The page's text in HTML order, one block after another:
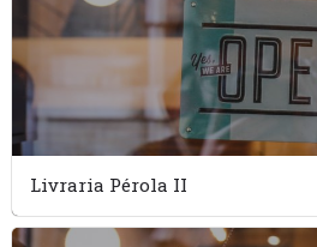
Livraria Pérola II